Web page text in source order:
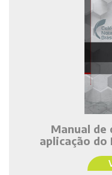
Manual de
aplicação do